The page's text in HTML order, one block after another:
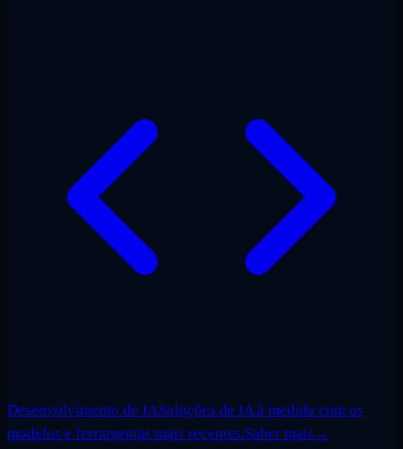
Desenvolvimento de IASoluções de IA à medida com os
modelos e ferramentas mais recentes.Saber mais →